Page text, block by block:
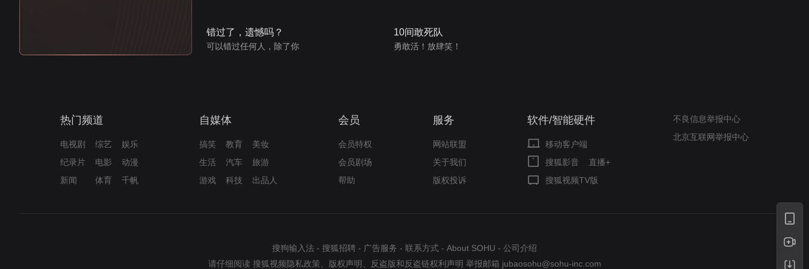
错过了，遗憾吗？
可以错过任何人，除了你
10间敢死队
勇敢活！放肆笑！
热门频道
电视剧 综艺
娱乐
纪录片
电影
动漫
新闻
体育 千帆
自媒体
搞笑 教育
美妆
生活
汽车
旅游
游戏
科技 出品人
会员
会员特权
会员剧场
帮助
服务
网站联盟
关于我们
版权投诉
软件/智能硬件
移动客户端
搜狐影音
直播+
搜狐视频TV版
不良信息举报中心
北京互联网举报中心
搜狗输入法 - 搜狐招聘 - 广告服务 - 联系方式 - About SOHU - 公司介绍
请仔细阅读 搜狐视频隐私政策、 版权声明 、 反盗版和反盗链权利声明 举报邮箱 jubaosohu@sohu-inc.com